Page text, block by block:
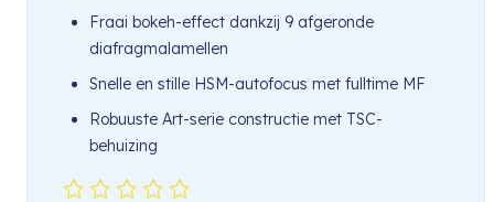
Fraai bokeh-effect dankzij 9 afgeronde
diafragmalamellen
Snelle en stille HSM-autofocus met fulltime MF
Robuuste Art-serie constructie met TSC-
behuizing